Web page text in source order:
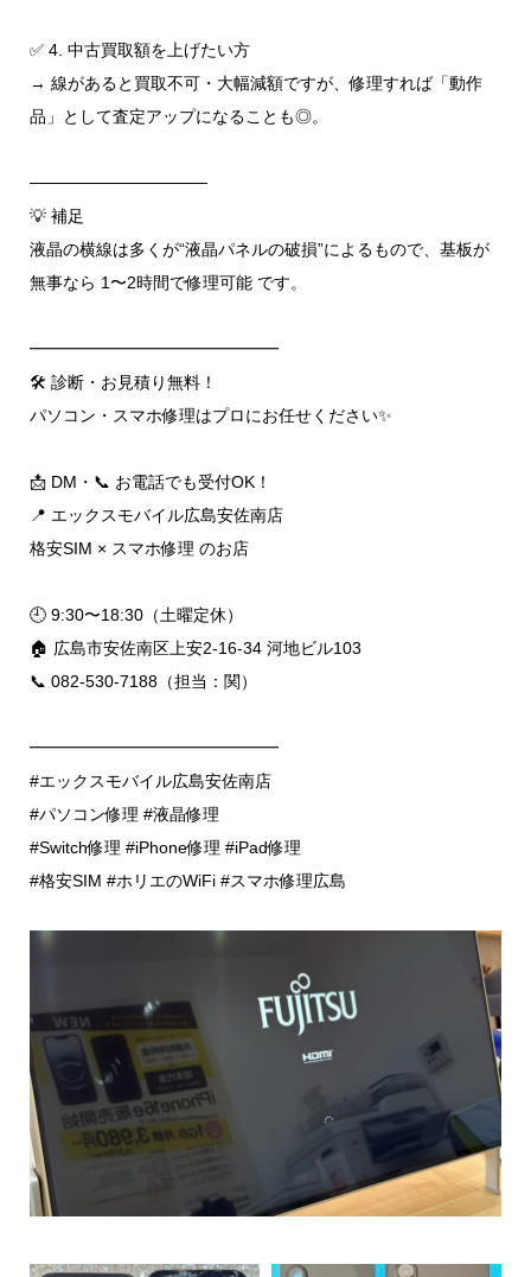
✅ 4. 中古買取額を上げたい方
→ 線があると買取不可・大幅減額ですが、修理すれば「動作
品」として査定アップになることも◎。
───────────────
💡 補足
液晶の横線は多くが“液晶パネルの破損”によるもので、基板が
無事なら 1〜2時間で修理可能 です。
━━━━━━━━━━━━━━━
🛠 診断・お見積り無料！
パソコン・スマホ修理はプロにお任せください✨
📩 DM・📞 お電話でも受付OK！
📍 エックスモバイル広島安佐南店
格安SIM × スマホ修理 のお店
🕘 9:30〜18:30（土曜定休）
🏠 広島市安佐南区上安2-16-34 河地ビル103
📞 082-530-7188（担当：関）
━━━━━━━━━━━━━━━
#エックスモバイル広島安佐南店
#パソコン修理 #液晶修理
#Switch修理 #iPhone修理 #iPad修理
#格安SIM #ホリエのWiFi #スマホ修理広島